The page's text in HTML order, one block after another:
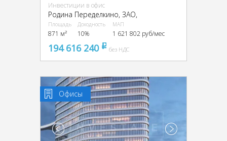
Инвестиции в офис
Родина Переделкино, ЗАО,
Площадь
871 м²
Доходность
10%
МАП
1 621 802 руб/мес
194 616 240 pуббез НДС
Офисы